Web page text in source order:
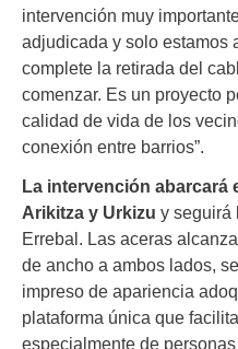
intervención muy
adjudicada y solo estamos
complete la retirada del
comenzar. Es un proyecto
calidad de vida de los
conexión entre barrios”.
La intervención abarcará
Arikitza y Urkizu y seguirá
Errebal. Las aceras
de ancho a ambos lados,
impreso de apariencia
plataforma única que
especialmente de